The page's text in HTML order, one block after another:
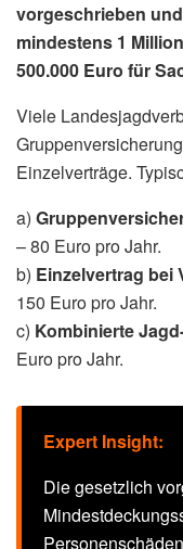
vorgeschrieben
mindestens 1
500.000 Euro für
Viele
Einzelverträge.
a)
– 80 Euro pro Jahr.
b) Einzelvertrag bei
150 Euro pro Jahr.
c) Kombinierte
Euro pro Jahr.
Expert Insight:
Die gesetzlich